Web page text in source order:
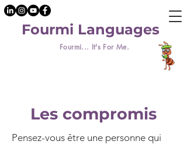
Fourmi... It's For Me.
Fourmi Languages
Les compromis
Pensez-vous être une personne qui